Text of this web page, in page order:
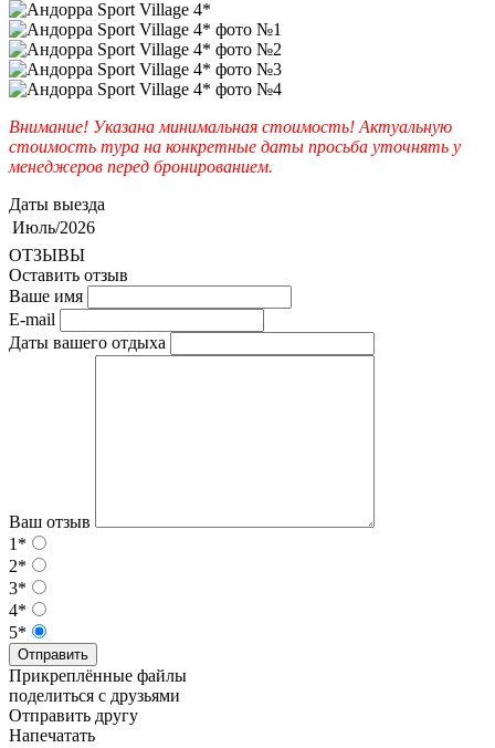
Внимание! Указана минимальная стоимость! Актуальную
стоимость тура на конкретные даты просьба уточнять у
менеджеров перед бронированием.
Даты выезда
Июль/2026
ОТЗЫВЫ
Оставить отзыв
Ваше имя
E-mail
Даты вашего отдыха
Ваш отзыв
1*
2*
3*
4*
5*
Отправить
Прикреплённые файлы
поделиться с друзьями
Отправить другу
Напечатать